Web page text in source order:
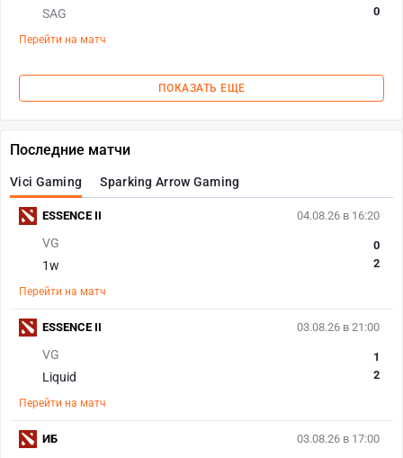
SAG
0
Перейти на матч
ПОКАЗАТЬ ЕЩЕ
Последние матчи
Vici Gaming Sparking Arrow Gaming
04.08.26 в 16:20
VG
1w
0
2
Перейти на матч
ESSENCE II
03.08.26 в 21:00
VG
Liquid
1
2
Перейти на матч
ESSENCE II
03.08.26 в 17:00
ИБ